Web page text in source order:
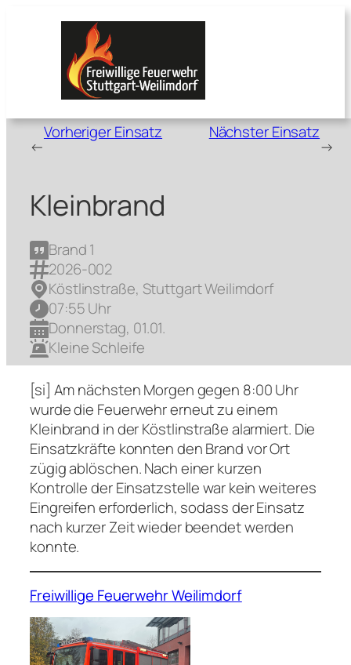
←
Vorheriger Einsatz Nächster Einsatz
→
Kleinbrand
Brand 1
2026-002
Köstlinstraße, Stuttgart Weilimdorf
07:55 Uhr
Donnerstag, 01.01.
Kleine Schleife
[si] Am nächsten Morgen gegen 8:00 Uhr
wurde die Feuerwehr erneut zu einem
Kleinbrand in der Köstlinstraße alarmiert. Die
Einsatzkräfte konnten den Brand vor Ort
zügig ablöschen. Nach einer kurzen
Kontrolle der Einsatzstelle war kein weiteres
Eingreifen erforderlich, sodass der Einsatz
nach kurzer Zeit wieder beendet werden
konnte.
Freiwillige Feuerwehr Weilimdorf